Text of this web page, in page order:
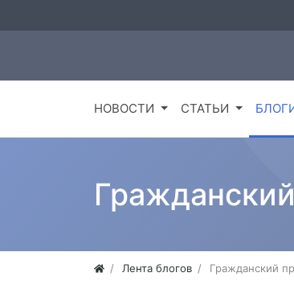
НОВОСТИ СТАТЬИ
Лента блогов Гражданский